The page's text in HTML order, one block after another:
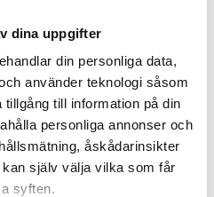
dina uppgifter
din personliga data,
använder teknologi såsom
till information på din
personliga annonser och
åskådarinsikter
själv välja vilka som får
syften.
Ekelund
Måsar Handduk 40x60
cm Blå
275 kr